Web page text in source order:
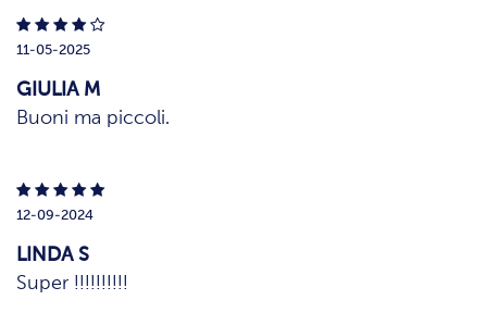
11-05-2025
GIULIA M
Buoni ma piccoli.
12-09-2024
LINDA S
Super !!!!!!!!!!